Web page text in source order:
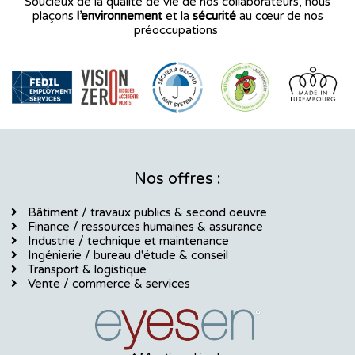
m
plaçons l’environnement et la sécuritéau cœur de nos
préoccupations
Nos offres :
Bâtiment / travaux publics & second oeuvre
Finance / ressources humaines & assurance
Industrie / technique et maintenance
Ingénierie / bureau d'étude & conseil
Transport & logistique
Vente / commerce & services